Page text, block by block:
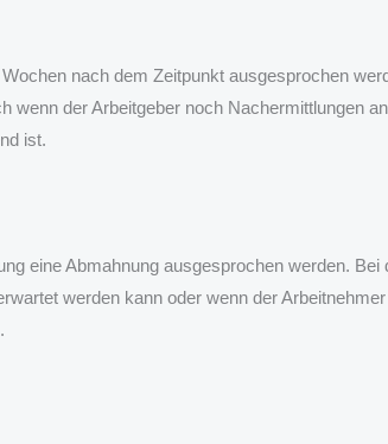
nach dem Zeitpunkt ausgesprochen
der Arbeitgeber noch Nachermittlungen
ist.
eine Abmahnung ausgesprochen werden.
werden kann oder wenn der